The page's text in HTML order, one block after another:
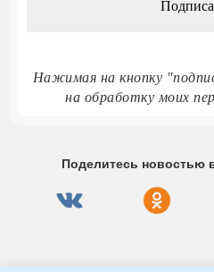
Нажимая на кнопку
на обработку моих
Поделитесь новостью